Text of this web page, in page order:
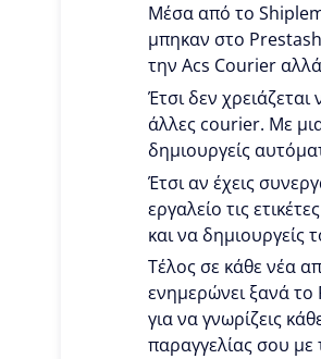
Μέσα από το
μπηκαν στο
την Acs Courier αλλά
Έτσι δεν
άλλες courier. Με
δημιουργείς
Έτσι αν έχεις
εργαλείο τις
και να
Τέλος σε κάθε νέα
ενημερώνει ξανά
για να γνωρίζεις
παραγγελίας σου με